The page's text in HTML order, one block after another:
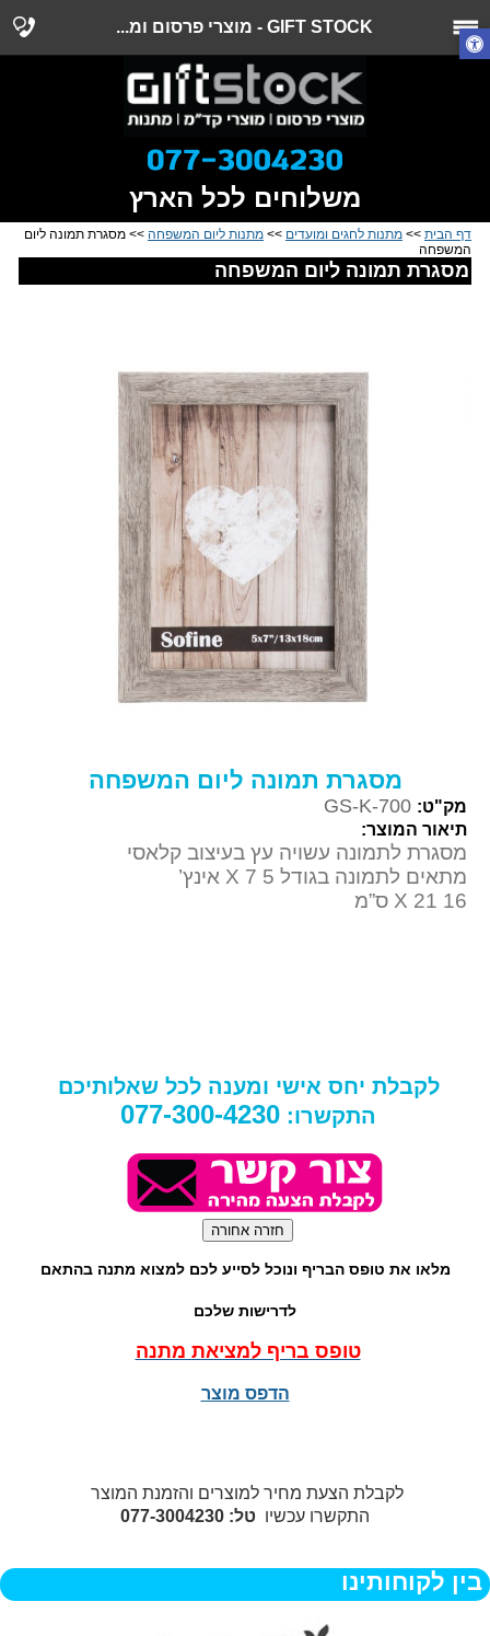
GIFT STOCK - מוצרי פרסום ומ...
משלוחים לכל הארץ
דף הבית >> מתנות לחגים ומועדים >> מתנות ליום המשפחה >> מסגרת תמונה ליום
המשפחה
מסגרת תמונה ליום המשפחה
מסגרת תמונה ליום המשפחה
מק"ט: GS-K-700
תיאור המוצר:
מסגרת לתמונה עשויה עץ בעיצוב קלאסי
מתאים לתמונה בגודל 5 X 7 אינץ’
16 X 21 ס”מ
לקבלת יחס אישי ומענה לכל שאלותיכם
התקשרו: 077-300-4230
מלאו את טופס הבריף ונוכל לסייע לכם למצוא מתנה בהתאם
לדרישות שלכם
טופס בריף למציאת מתנה
הדפס מוצר
לקבלת הצעת מחיר למוצרים והזמנת המוצר
התקשרו עכשיו טל: 077-3004230
בין לקוחותינו